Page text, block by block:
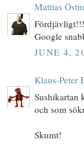
Mattias
Fördjävligt!!!
Google
JUNE 4,
Klaus-Peter
Sushikartan
och som
Skumt!